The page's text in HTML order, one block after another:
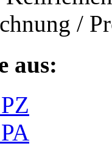
/
aus: